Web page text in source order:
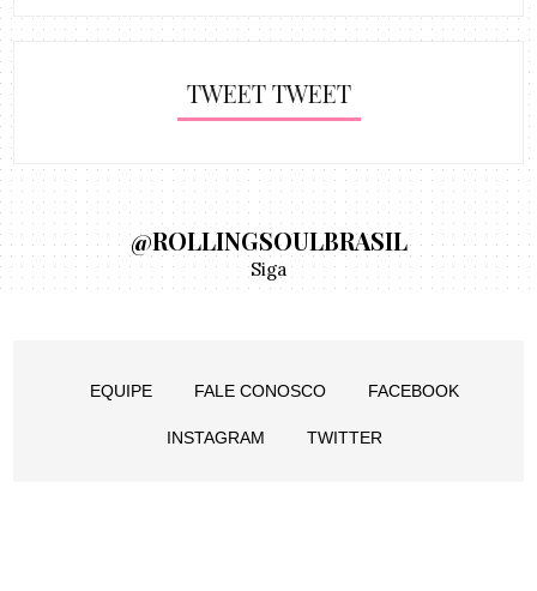
TWEET TWEET
@ROLLINGSOULBRASIL
Siga
EQUIPE FALE CONOSCO FACEBOOK
INSTAGRAM TWITTER